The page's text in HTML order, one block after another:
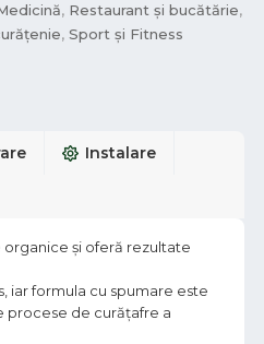
, Restaurant și bucătărie,
, Sport și Fitness
Instalare
și oferă rezultate
iar formula cu spumare este
procese de curățafre a